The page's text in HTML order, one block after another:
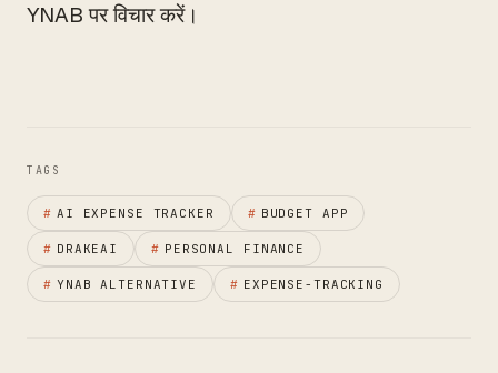
YNAB पर विचार करें।
TAGS
# AI EXPENSE TRACKER # BUDGET APP
# DRAKEAI # PERSONAL FINANCE
# YNAB ALTERNATIVE # EXPENSE-TRACKING